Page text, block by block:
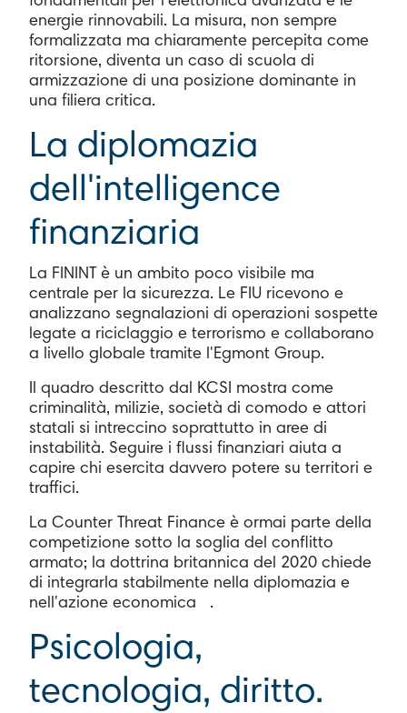
energie rinnovabili. La misura, non sempre
formalizzata ma chiaramente percepita come
ritorsione, diventa un caso di scuola di
armizzazione di una posizione dominante in
una filiera critica.
La diplomazia
dell'intelligence
finanziaria
La FININT è un ambito poco visibile ma
centrale per la sicurezza. Le FIU ricevono e
analizzano segnalazioni di operazioni sospette
legate a riciclaggio e terrorismo e collaborano
a livello globale tramite l'Egmont Group.
Il quadro descritto dal KCSI mostra come
criminalità, milizie, società di comodo e attori
statali si intreccino soprattutto in aree di
instabilità. Seguire i flussi finanziari aiuta a
capire chi esercita davvero potere su territori e
traffici.
La Counter Threat Finance è ormai parte della
competizione sotto la soglia del conflitto
armato; la dottrina britannica del 2020 chiede
di integrarla stabilmente nella diplomazia e
nell'azione economica .
Psicologia,
tecnologia, diritto.